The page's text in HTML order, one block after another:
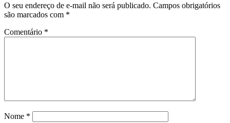
O seu endereço de e-mail não será publicado. Campos obrigatórios
são marcados com *
Comentário *
Nome *